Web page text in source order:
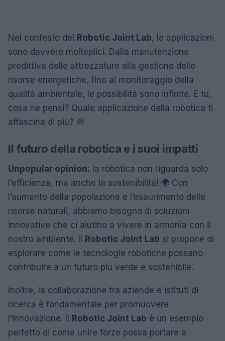
Nel contesto del Robotic Joint Lab, le applicazioni
sono davvero molteplici. Dalla manutenzione
predittiva delle attrezzature alla gestione delle
risorse energetiche, fino al monitoraggio della
qualità ambientale, le possibilità sono infinite. E tu,
cosa ne pensi? Quale applicazione della robotica ti
affascina di più? 💭
Il futuro della robotica e i suoi impatti
Unpopular opinion: la robotica non riguarda solo
l’efficienza, ma anche la sostenibilità! 🌍 Con
l’aumento della popolazione e l’esaurimento delle
risorse naturali, abbiamo bisogno di soluzioni
innovative che ci aiutino a vivere in armonia con il
nostro ambiente. Il
Robotic Joint Lab si propone di
esplorare come le tecnologie robotiche possano
contribuire a un futuro più verde e sostenibile.
Inoltre, la collaborazione tra aziende e istituti di
ricerca è fondamentale per promuovere
l’innovazione. Il
Robotic Joint Lab è un esempio
perfetto di come unire forze possa portare a